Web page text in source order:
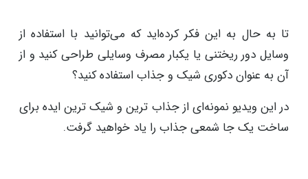
تا به حال به این فکر کرده‌اید که می‌توانید با استفاده از
وسایل دور ریختنی یا یکبار مصرف وسایلی طراحی کنید و از
آن به عنوان دکوری شیک و جذاب استفاده کنید؟
در این ویدیو نمونه‌ای از جذاب ترین و شیک ترین ایده برای
ساخت یک جا شمعی جذاب را یاد خواهید گرفت.